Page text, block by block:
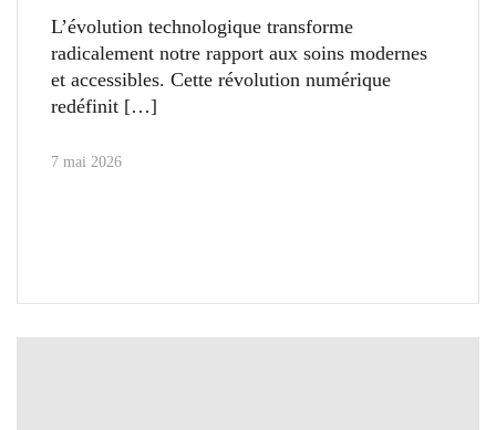
L’évolution technologique transforme
radicalement notre rapport aux soins modernes
et accessibles. Cette révolution numérique
redéfinit
7 mai 2026